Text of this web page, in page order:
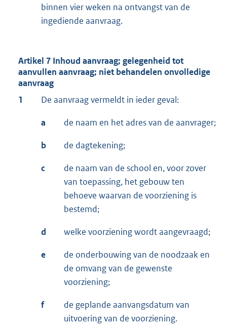
binnen vier weken na ontvangst van de
ingediende aanvraag.
Artikel 7 Inhoud aanvraag; gelegenheid tot
aanvullen aanvraag; niet behandelen onvolledige
aanvraag
1
De aanvraag vermeldt in ieder geval:
a de naam en het adres van de aanvrager;
b de dagtekening;
c
de naam van de school en, voor zover
van toepassing, het gebouw ten
behoeve waarvan de voorziening is
bestemd;
d welke voorziening wordt aangevraagd;
e
de onderbouwing van de noodzaak en
de omvang van de gewenste
voorziening;
f
de geplande aanvangsdatum van
uitvoering van de voorziening.